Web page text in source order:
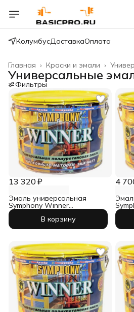
КолумбусДоставкаОплата
Краски и эмали ›
Главная ›
Универсальные
Фильтры
13 320 ₽
Эмаль универсальная
Symphony Winner
шелковисто-матовый база
В корзину
4